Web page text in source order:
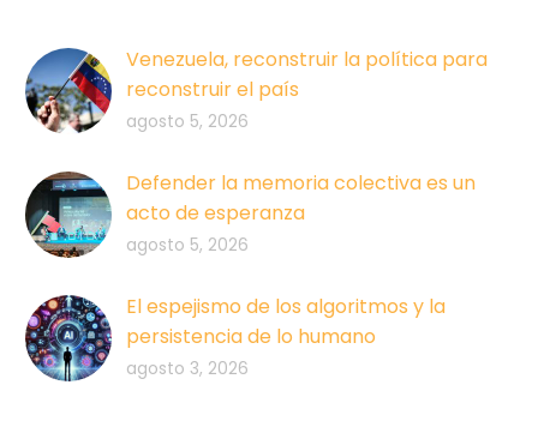
Venezuela, reconstruir la política para
reconstruir el país
agosto 5, 2026
Defender la memoria colectiva es un
acto de esperanza
agosto 5, 2026
El espejismo de los algoritmos y la
persistencia de lo humano
agosto 3, 2026